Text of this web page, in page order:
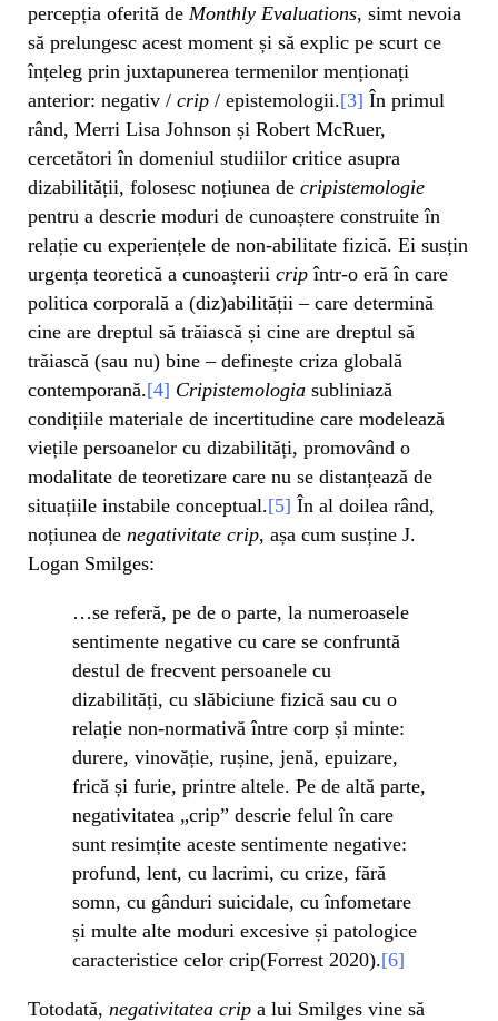
percepția oferită de Monthly Evaluations, simt nevoia
să prelungesc acest moment și să explic pe scurt ce
înțeleg prin juxtapunerea termenilor menționați
anterior: negativ / crip / epistemologii.[3] În primul
rând, Merri Lisa Johnson și Robert McRuer,
cercetători în domeniul studiilor critice asupra
dizabilității, folosesc noțiunea de cripistemologie
pentru a descrie moduri de cunoaștere construite în
relație cu experiențele de non-abilitate fizică. Ei susțin
urgența teoretică a cunoașterii crip într-o eră în care
politica corporală a (diz)abilității – care determină
cine are dreptul să trăiască și cine are dreptul să
trăiască (sau nu) bine – definește criza globală
contemporană.[4] Cripistemologia subliniază
condițiile materiale de incertitudine care modelează
viețile persoanelor cu dizabilități, promovând o
modalitate de teoretizare care nu se distanțează de
situațiile instabile conceptual.[5] În al doilea rând,
noțiunea de negativitate crip, așa cum susține J.
Logan Smilges:
…se referă, pe de o parte, la numeroasele
sentimente negative cu care se confruntă
destul de frecvent persoanele cu
dizabilități, cu slăbiciune fizică sau cu o
relație non-normativă între corp și minte:
durere, vinovăție, rușine, jenă, epuizare,
frică și furie, printre altele. Pe de altă parte,
negativitatea „crip” descrie felul în care
sunt resimțite aceste sentimente negative:
profund, lent, cu lacrimi, cu crize, fără
somn, cu gânduri suicidale, cu înfometare
și multe alte moduri excesive și patologice
caracteristice celor crip(Forrest 2020).[6]
Totodată, negativitatea crip a lui Smilges vine să